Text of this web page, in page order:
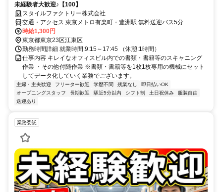
未経験者大歓迎♪【100】
スタイルファクトリー株式会社
交通・アクセス 東京メトロ有楽町・豊洲駅 無料送迎バス5分
時給1,300円
東京都東京23区江東区
勤務時間詳細 就業時間:9:15～17:45 （休憩:1時間）
仕事内容 キレイなオフィスビル内での書類・書籍等のスキャニング
作業 ・その他付随作業 ※書類・書籍等を1枚1枚専用の機械にセット
してデータ化していく業務でございます。
主婦・主夫歓迎 フリーター歓迎 学歴不問 残業なし
即日払いOK
オープニングスタッフ
長期歓迎 駅近5分以内 シフト制 土日祝休み
服装自由
送迎あり
業務委託